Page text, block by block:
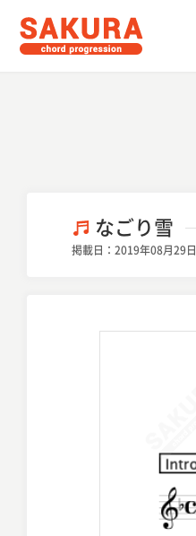
なごり雪
掲載日：2019年08月29日